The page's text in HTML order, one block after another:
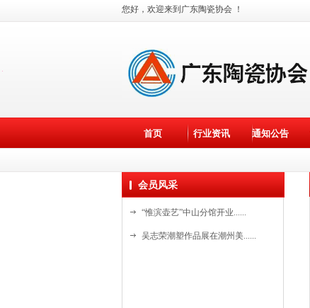
首页 行业资讯 通知公告
您好，欢迎来到广东陶瓷协会 ！
会员风采
“惟滨壶艺”中山分馆开业......
吴志荣潮塑作品展在潮州美......